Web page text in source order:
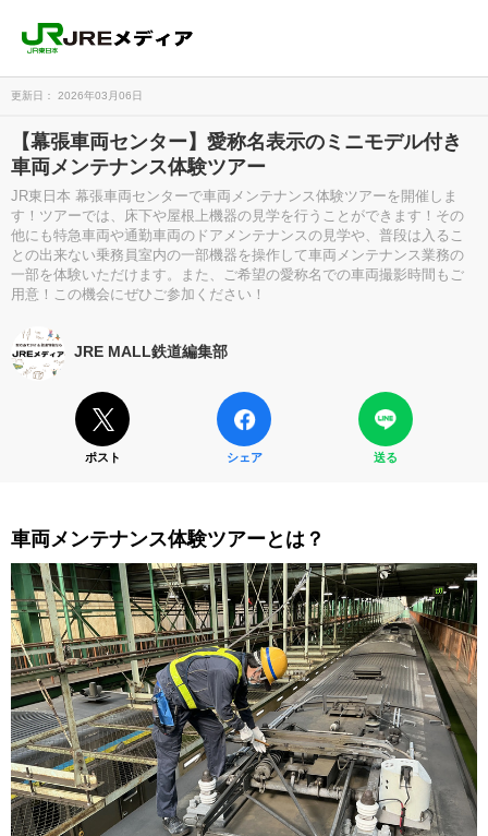
更新日： 2026年03月06日
【幕張車両センター】愛称名表示のミニモデル付き
車両メンテナンス体験ツアー
JR東日本 幕張車両センターで車両メンテナンス体験ツアーを開催しま
す！ツアーでは、床下や屋根上機器の見学を行うことができます！その
他にも特急車両や通勤車両のドアメンテナンスの見学や、普段は入るこ
との出来ない乗務員室内の一部機器を操作して車両メンテナンス業務の
一部を体験いただけます。また、ご希望の愛称名での車両撮影時間もご
用意！この機会にぜひご参加ください！
JRE MALL鉄道編集部
ポスト シェア 送る
車両メンテナンス体験ツアーとは？